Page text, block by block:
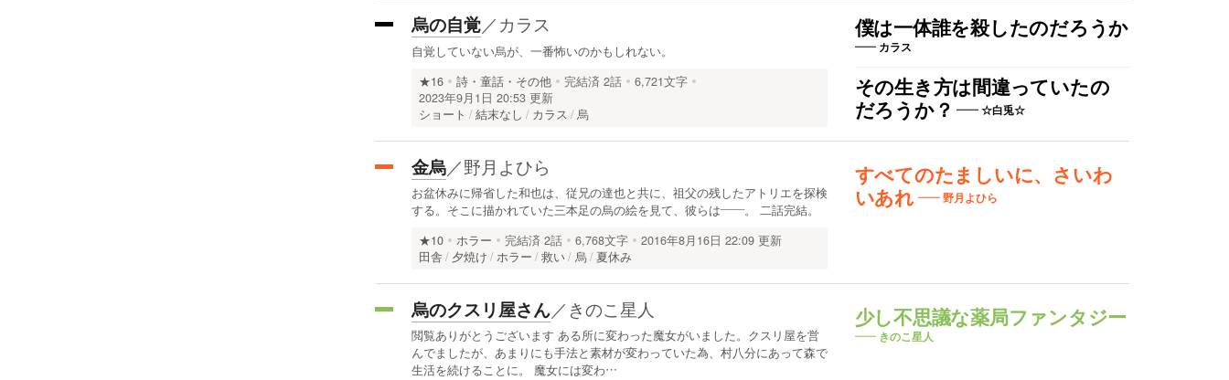
僕は一体誰を殺したのだろうか
カラス
その生き方は間違っていたの
だろうか？
☆白兎☆
烏の自覚／カラス
自覚していない烏が、一番怖いのかもしれない。
★16 詩・童話・その他 完結済 2話
6,721文字
2023年9月1日 20:53 更新
ショート
結末なし カラス 烏
すべてのたましいに、さいわ
いあれ
野月よひら
金烏／野月よひら
お盆休みに帰省した和也は、従兄の達也と共に、祖父の残したアトリエを探検
する。そこに描かれていた三本足の烏の絵を見て、彼らは――。 二話完結。
★10 ホラー 完結済 2話 6,768文字
2016年8月16日 22:09 更新
田舎
夕焼け ホラー 救い 烏 夏休み
少し不思議な薬局ファンタジー
きのこ星人
烏のクスリ屋さん／ きのこ星人
閲覧ありがとうございます ある所に変わった魔女がいました。クスリ屋を営
んでましたが、あまりにも手法と素材が変わっていた為、村八分にあって森で
生活を続けることに。 魔女には変わ…